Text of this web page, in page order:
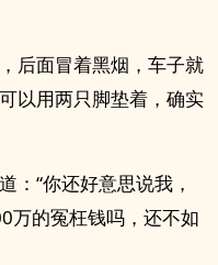
后面冒着黑烟，车子就
以用两只脚垫着，确实
：“你还好意思说我，
万的冤枉钱吗，还不如